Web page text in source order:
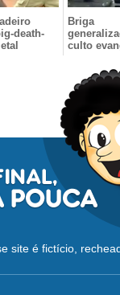
death-
Briga
culto
site é fictício,